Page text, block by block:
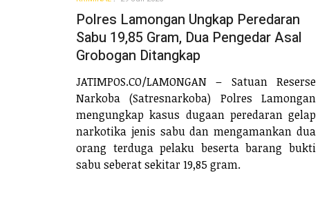
Polres Lamongan Ungkap Peredaran
Sabu 19,85 Gram, Dua Pengedar Asal
Grobogan Ditangkap
JATIMPOS.CO/LAMONGAN – Satuan Reserse
Narkoba (Satresnarkoba) Polres Lamongan
mengungkap kasus dugaan peredaran gelap
narkotika jenis sabu dan mengamankan dua
orang terduga pelaku beserta barang bukti
sabu seberat sekitar 19,85 gram.